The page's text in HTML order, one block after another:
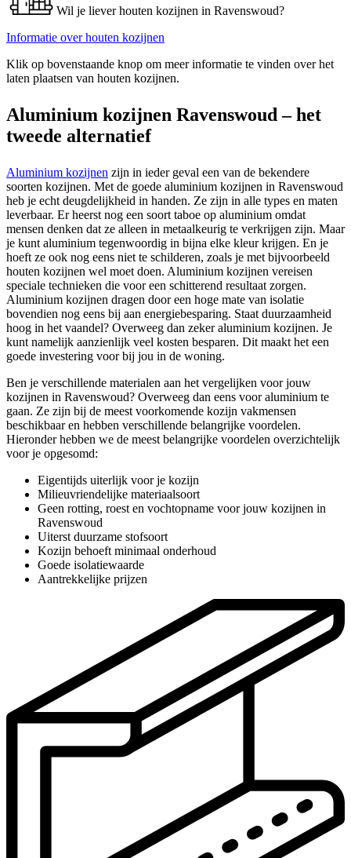
Wil je liever houten kozijnen in Ravenswoud?
Informatie over houten kozijnen
Klik op bovenstaande knop om meer informatie te vinden over het
laten plaatsen van houten kozijnen.
Aluminium kozijnen Ravenswoud – het
tweede alternatief
Aluminium kozijnen zijn in ieder geval een van de bekendere
soorten kozijnen. Met de goede aluminium kozijnen in Ravenswoud
heb je echt deugdelijkheid in handen. Ze zijn in alle types en maten
leverbaar. Er heerst nog een soort taboe op aluminium omdat
mensen denken dat ze alleen in metaalkeurig te verkrijgen zijn. Maar
je kunt aluminium tegenwoordig in bijna elke kleur krijgen. En je
hoeft ze ook nog eens niet te schilderen, zoals je met bijvoorbeeld
houten kozijnen wel moet doen. Aluminium kozijnen vereisen
speciale technieken die voor een schitterend resultaat zorgen.
Aluminium kozijnen dragen door een hoge mate van isolatie
bovendien nog eens bij aan energiebesparing. Staat duurzaamheid
hoog in het vaandel? Overweeg dan zeker aluminium kozijnen. Je
kunt namelijk aanzienlijk veel kosten besparen. Dit maakt het een
goede investering voor bij jou in de woning.
Ben je verschillende materialen aan het vergelijken voor jouw
kozijnen in Ravenswoud? Overweeg dan eens voor aluminium te
gaan. Ze zijn bij de meest voorkomende kozijn vakmensen
beschikbaar en hebben verschillende belangrijke voordelen.
Hieronder hebben we de meest belangrijke voordelen overzichtelijk
voor je opgesomd:
Eigentijds uiterlijk voor je kozijn
Milieuvriendelijke materiaalsoort
Geen rotting, roest en vochtopname voor jouw kozijnen in
Ravenswoud
Uiterst duurzame stofsoort
Kozijn behoeft minimaal onderhoud
Goede isolatiewaarde
Aantrekkelijke prijzen